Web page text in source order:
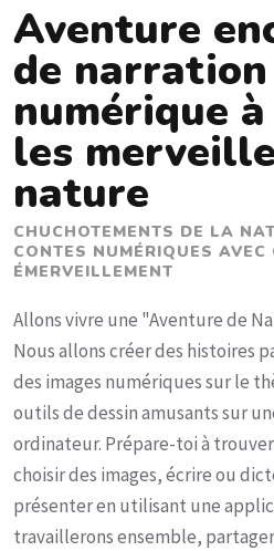
Aventure
de narration
numérique
les
nature
CHUCHOTEMENTS DE LA
CONTES NUMÉRIQUES
ÉMERVEILLEMENT
Allons vivre une "Aventure de
Nous allons créer des histoires
des images numériques sur le
outils de dessin amusants sur
ordinateur. Prépare-toi à
choisir des images, écrire ou
présenter en utilisant une
travaillerons ensemble,